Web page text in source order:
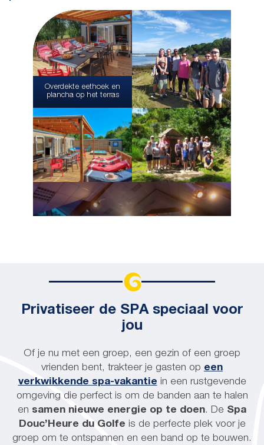
Overdekte eethoek en
plancha op het terras
Privatiseer de SPA speciaal voor
jou
Of je nu met een groep, een gezin of een groep
vrienden bent, trakteer je gasten op een
verkwikkende spa-vakantie in een rustgevende
omgeving die perfect is om de banden aan te halen
en samen nieuwe energie op te doen. De Spa
Douc’Heure du Golfe is de perfecte plek voor je
groep om te ontspannen en een band op te bouwen.